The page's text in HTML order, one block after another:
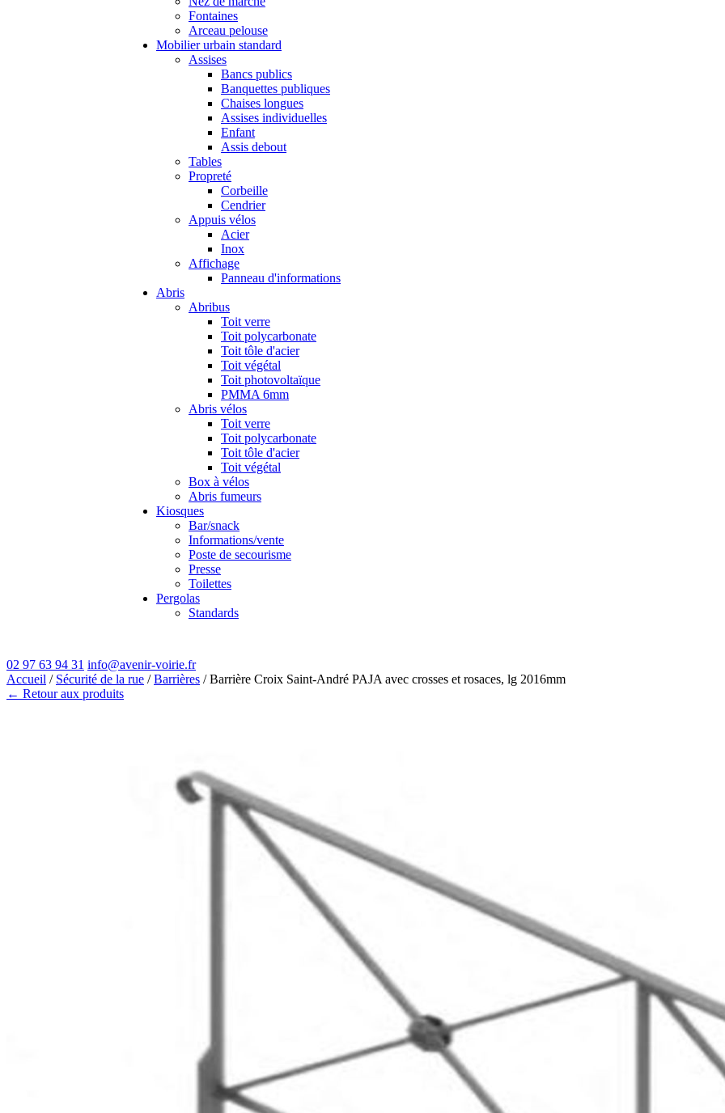
Fontaines
Arceau pelouse
Mobilier urbain standard
Assises
Bancs publics
Banquettes publiques
Chaises longues
Assises individuelles
Enfant
Assis debout
Tables
Propreté
Corbeille
Cendrier
Appuis vélos
Acier
Inox
Affichage
Panneau d'informations
Abris
Abribus
Toit verre
Toit polycarbonate
Toit tôle d'acier
Toit végétal
Toit photovoltaïque
PMMA 6mm
Abris vélos
Toit verre
Toit polycarbonate
Toit tôle d'acier
Toit végétal
Box à vélos
Abris fumeurs
Kiosques
Bar/snack
Informations/vente
Poste de secourisme
Presse
Toilettes
Pergolas
Standards
02 97 63 94 31 info@avenir-voirie.fr
Accueil / Sécurité de la rue /Barrières / Barrière Croix Saint-André PAJA avec crosses et rosaces, lg 2016mm
← Retour aux produits